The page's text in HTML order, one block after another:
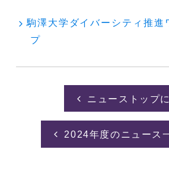
駒澤大学ダイバーシティ推進
プ
ニューストップ
2024年度のニュース